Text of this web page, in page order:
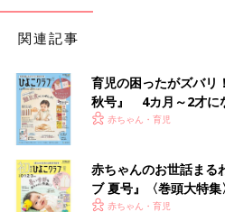
関連記事
育児の困ったがズバリ
秋号』 4カ月～2才に
いっぱい！
赤ちゃん・育児
赤ちゃんのお世話まる
ブ 夏号』〈巻頭大特
く！ おっぱい・ミルク
赤ちゃん・育児